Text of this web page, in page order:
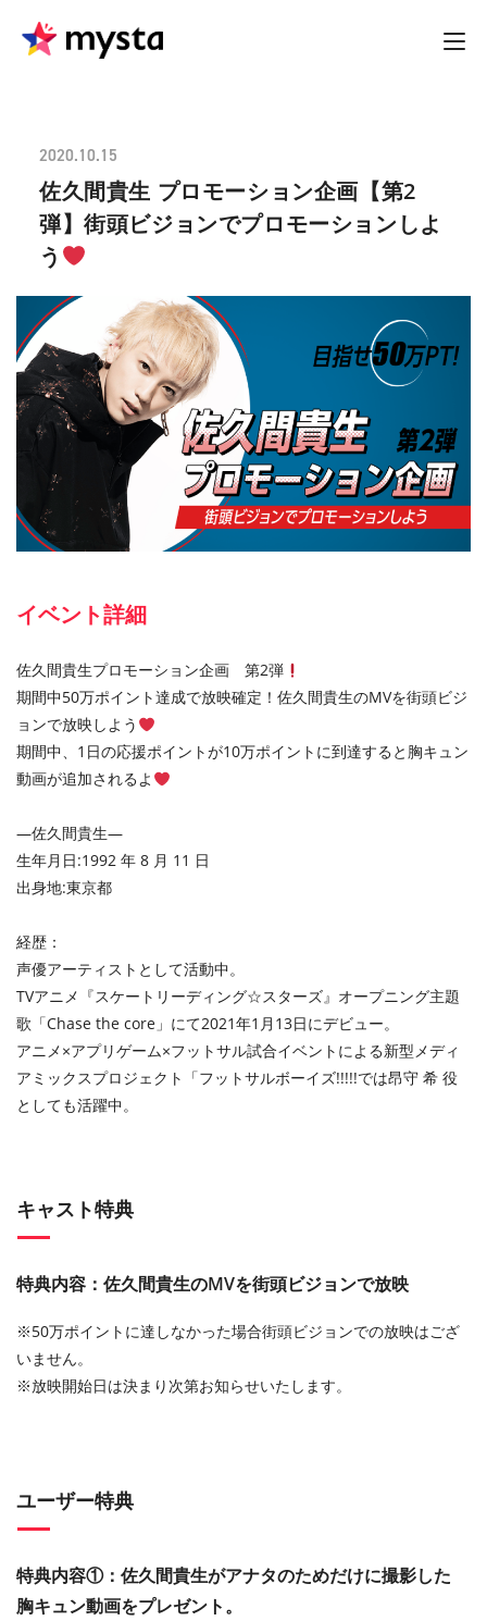
2020.10.15
佐久間貴生 プロモーション企画【第2
弾】街頭ビジョンでプロモーションしよ
う
イベント詳細
佐久間貴生プロモーション企画 第2弾
期間中50万ポイント達成で放映確定！佐久間貴生のMVを街頭ビジ
ョンで放映しよう
期間中、1日の応援ポイントが10万ポイントに到達すると胸キュン
動画が追加されるよ
—佐久間貴生—
生年月日:1992 年 8 月 11 日
出身地:東京都
経歴：
声優アーティストとして活動中。
TVアニメ『スケートリーディング☆スターズ』オープニング主題
歌「Chase the core」にて2021年1月13日にデビュー。
アニメ×アプリゲーム×フットサル試合イベントによる新型メディ
アミックスプロジェクト「フットサルボーイズ!!!!!では昂守 希 役
としても活躍中。
キャスト特典
特典内容：佐久間貴生のMVを街頭ビジョンで放映
※50万ポイントに達しなかった場合街頭ビジョンでの放映はござ
いません。
※放映開始日は決まり次第お知らせいたします。
ユーザー特典
特典内容①：佐久間貴生がアナタのためだけに撮影した
胸キュン動画をプレゼント。